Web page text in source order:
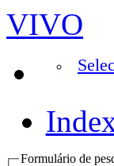
VIVO
Formulário de